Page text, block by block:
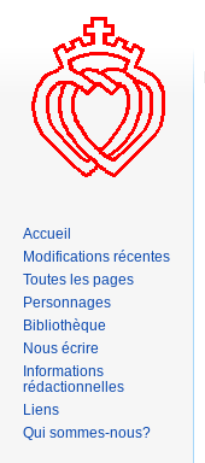
Accueil
Modifications récentes
Toutes les pages
Personnages
Bibliothèque
Nous écrire
Informations
rédactionnelles
Liens
Qui sommes-nous?